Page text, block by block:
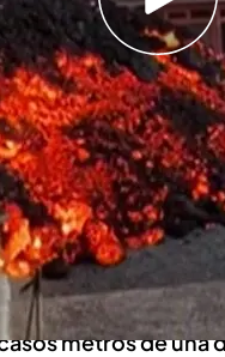
Vieja' desde que
de 103 hectáreas
por satélite del
programa anterior, el
metros de una